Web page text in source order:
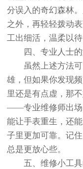
分误入的奇幻森林
之外，再轻轻拨动
工出细活，温柔以
四、专业人士的
虽然上述方法可
雄，但如果你发现
里还是有点虚，那
——专业维修师出场
能让手表重生，还
子里更加可靠。记
总是更放心些。
五、维修小工具